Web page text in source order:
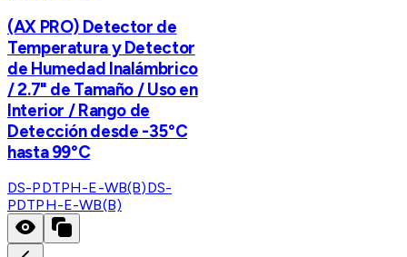
(AX PRO) Detector de
Temperatura y Detector
de Humedad Inalámbrico
/ 2.7" de Tamaño / Uso en
Interior / Rango de
Detección desde -35°C
hasta 99°C
DS-PDTPH-E-WB(B)DS-
PDTPH-E-WB(B)